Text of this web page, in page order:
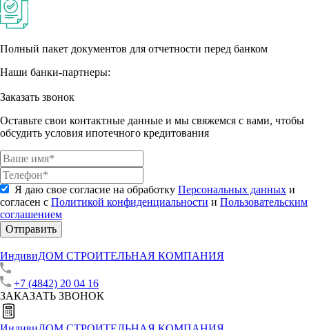
Полный пакет документов для отчетности перед банком
Наши банки-партнеры:
Заказать звонок
Оставьте свои контактные данные и мы свяжемся с вами, чтобы
обсудить условия ипотечного кредитования
Я даю свое согласие на обработку Персональных данных и
согласен с Политикой конфиденциальности и Пользовательским
соглашением
Отправить
ИндивиДОМ СТРОИТЕЛЬНАЯ КОМПАНИЯ
+7 (4842) 20 04 16
ЗАКАЗАТЬ ЗВОНОК